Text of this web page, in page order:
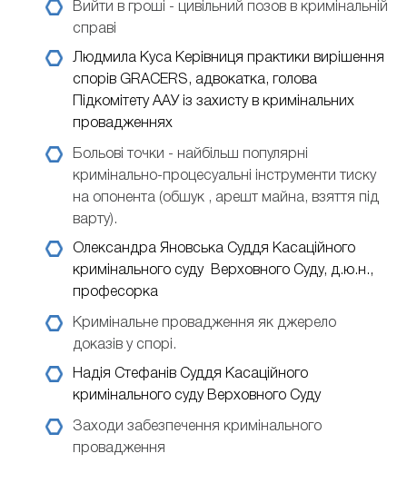
Вийти в гроші - цивільний позов в кримінальній
справі
Людмила Куса Керівниця практики вирішення
спорів GRACERS, адвокатка, голова
Підкомітету ААУ із захисту в кримінальних
провадженнях
Больові точки - найбільш популярні
кримінально-процесуальні інструменти тиску
на опонента (обшук , арешт майна, взяття під
варту).
Олександра Яновська Суддя Касаційного
кримінального суду Верховного Суду, д.ю.н.,
професорка
Кримінальне провадження як джерело
доказів у спорі.
Надія Стефанів Суддя Касаційного
кримінального суду Верховного Суду
Заходи забезпечення кримінального
провадження